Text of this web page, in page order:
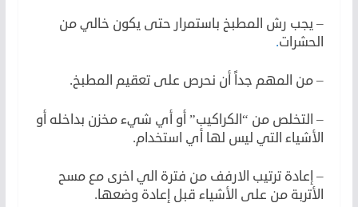
– يجب رش المطبخ باستمرار حتى يكون خالي من
الحشرات.
– من المهم جداً أن نحرص على تعقيم المطبخ.
– التخلص من “الكراكيب” أو أي شيء مخزن بداخله أو
الأشياء التي ليس لها أي استخدام.
– إعادة ترتيب الارفف من فترة الي اخرى مع مسح
الأتربة من على الأشياء قبل إعادة وضعها.